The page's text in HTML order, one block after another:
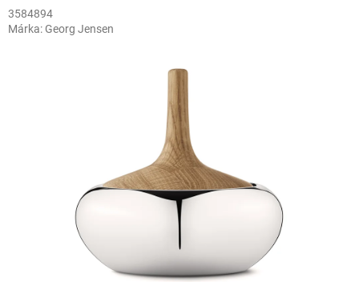
3584894
Márka: Georg Jensen